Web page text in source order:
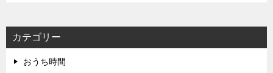
カテゴリー
おうち時間